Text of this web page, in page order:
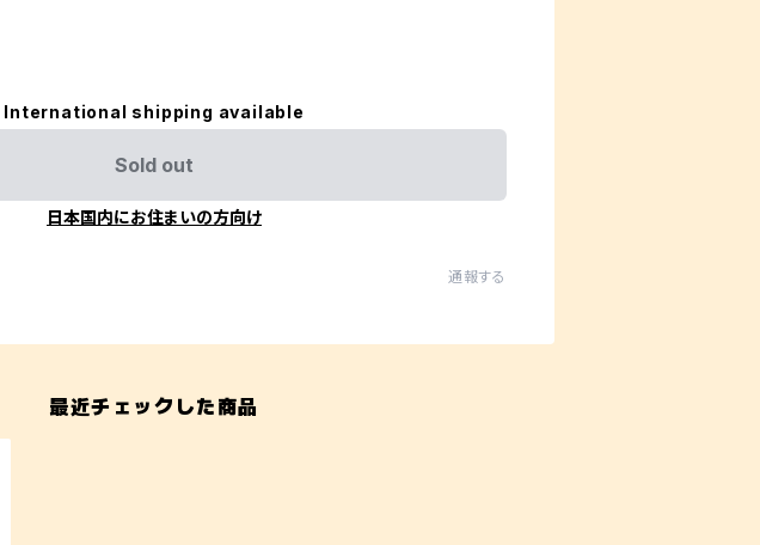
International shipping available
Sold out
日本国内にお住まいの方向け
通報する
最近チェックした商品